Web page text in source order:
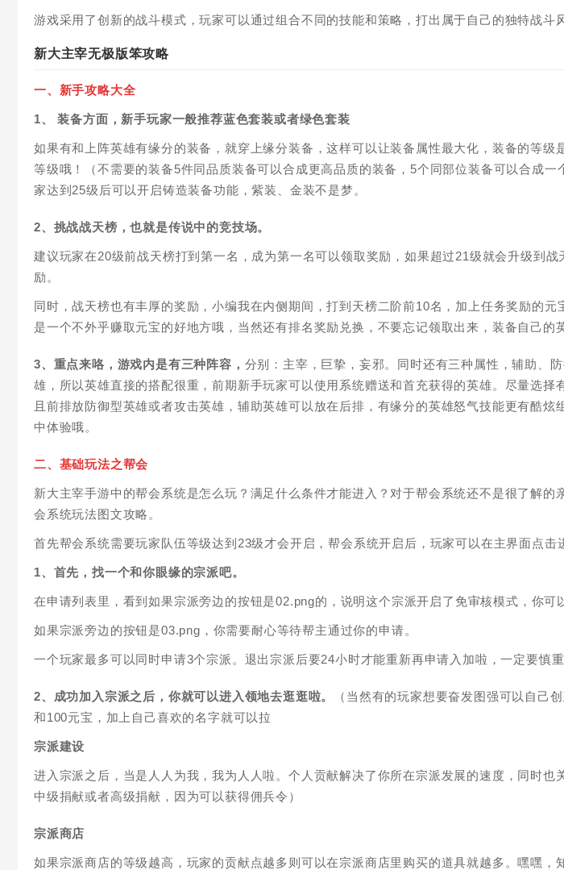
游戏采用了创新的战斗模式，玩家可以通过组合不同的技能和策略，打出属于自己的独特战斗
新大主宰无极版笨攻略
一、新手攻略大全
1、 装备方面，新手玩家一般推荐蓝色套装或者绿色套装
如果有和上阵英雄有缘分的装备，就穿上缘分装备，这样可以让装备属性最大化，装备的等级
等级哦！（不需要的装备5件同品质装备可以合成更高品质的装备，5个同部位装备可以合成一
家达到25级后可以开启铸造装备功能，紫装、金装不是梦。
2、挑战战天榜，也就是传说中的竞技场。
建议玩家在20级前战天榜打到第一名，成为第一名可以领取奖励，如果超过21级就会升级到战
励。
同时，战天榜也有丰厚的奖励，小编我在内侧期间，打到天榜二阶前10名，加上任务奖励的元
是一个不外乎赚取元宝的好地方哦，当然还有排名奖励兑换，不要忘记领取出来，装备自己的
3、重点来咯，游戏内是有三种阵容， 分别：主宰，巨挚，妄邪。同时还有三种属性，辅助、
雄，所以英雄直接的搭配很重，前期新手玩家可以使用系统赠送和首充获得的英雄。尽量选择
且前排放防御型英雄或者攻击英雄，辅助英雄可以放在后排，有缘分的英雄怒气技能更有酷炫
中体验哦。
二、基础玩法之帮会
新大主宰手游中的帮会系统是怎么玩？满足什么条件才能进入？对于帮会系统还不是很了解的
会系统玩法图文攻略。
首先帮会系统需要玩家队伍等级达到23级才会开启，帮会系统开启后，玩家可以在主界面点击
1、首先，找一个和你眼缘的宗派吧。
在申请列表里，看到如果宗派旁边的按钮是02.png的，说明这个宗派开启了免审核模式，你可
如果宗派旁边的按钮是03.png，你需要耐心等待帮主通过你的申请。
一个玩家最多可以同时申请3个宗派。退出宗派后要24小时才能重新再申请入加啦，一定要慎重
2、成功加入宗派之后，你就可以进入领地去逛逛啦。
（当然有的玩家想要奋发图强可以自己
和100元宝，加上自己喜欢的名字就可以拉
宗派建设
进入宗派之后，当是人人为我，我为人人啦。个人贡献解决了你所在宗派发展的速度，同时也
中级捐献或者高级捐献，因为可以获得佣兵令）
宗派商店
如果宗派商店的等级越高，玩家的贡献点越多则可以在宗派商店里购买的道具就越多。嘿嘿，